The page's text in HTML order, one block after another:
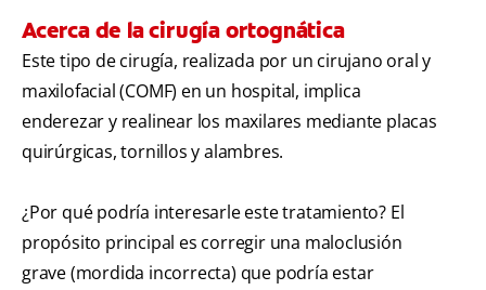
Acerca de la cirugía ortognática
Este tipo de cirugía, realizada por un cirujano oral y
maxilofacial (COMF) en un hospital, implica
enderezar y realinear los maxilares mediante placas
quirúrgicas, tornillos y alambres.
¿Por qué podría interesarle este tratamiento? El
propósito principal es corregir una maloclusión
grave (mordida incorrecta) que podría estar